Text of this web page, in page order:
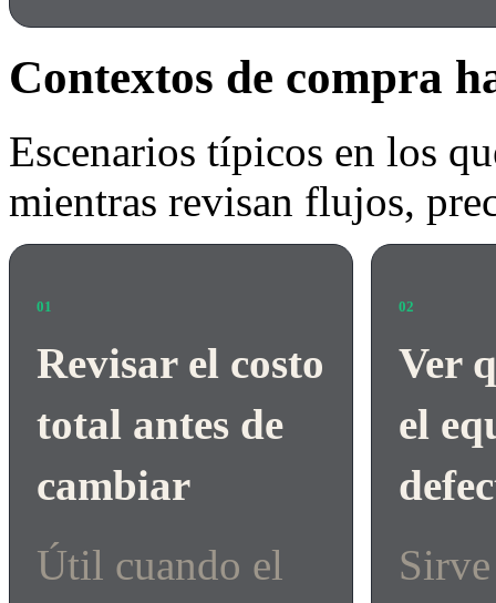
Contextos de compra
Escenarios típicos en los
mientras revisan flujos,
01
Revisar el costo
total antes de
cambiar
Útil cuando el
02
Ver
el